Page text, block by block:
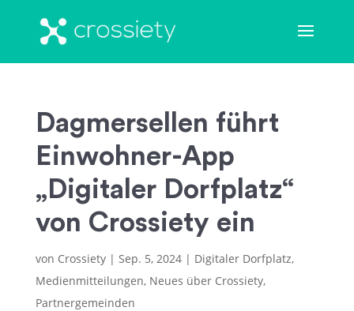
Dagmersellen führt
Einwohner-App
„Digitaler Dorfplatz“
von Crossiety ein
von Crossiety| Sep. 5, 2024| Digitaler Dorfplatz,
Medienmitteilungen, Neues über Crossiety,
Partnergemeinden